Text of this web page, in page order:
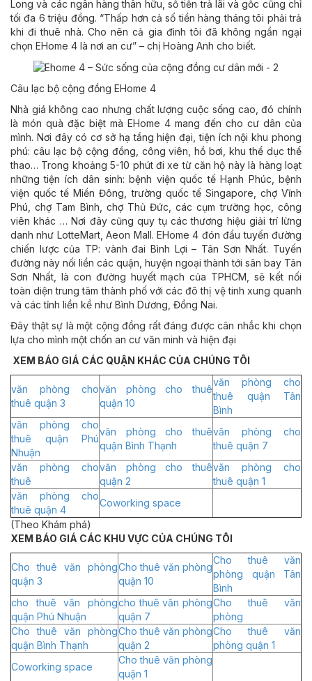
Long và các ngân hàng thân hữu, số tiền trả lãi và gốc cũng chỉ
tối đa 6 triệu đồng. “Thấp hơn cả số tiền hàng tháng tôi phải trả
khi đi thuê nhà. Cho nên cả gia đình tôi đã không ngần ngại
chọn EHome 4 là nơi an cư” – chị Hoàng Anh cho biết.
Câu lạc bộ cộng đồng EHome 4
Nhà giá không cao nhưng chất lượng cuộc sống cao, đó chính
là món quà đặc biệt mà EHome 4 mang đến cho cư dân của
mình. Nơi đây có cơ sở hạ tầng hiện đại, tiện ích nội khu phong
phú: câu lạc bộ cộng đồng, công viên, hồ bơi, khu thể dục thể
thao… Trong khoảng 5-10 phút đi xe từ căn hộ này là hàng loạt
những tiện ích dân sinh: bệnh viện quốc tế Hạnh Phúc, bệnh
viện quốc tế Miền Đông, trường quốc tế Singapore, chợ Vĩnh
Phú, chợ Tam Bình, chợ Thủ Đức, các cụm trường học, công
viên khác … Nơi đây cũng quy tụ các thương hiệu giải trí lừng
danh như LotteMart, Aeon Mall. EHome 4 đón đầu tuyến đường
chiến lược của TP: vành đai Bình Lợi – Tân Sơn Nhất. Tuyến
đường này nối liền các quận, huyện ngoại thành tới sân bay Tân
Sơn Nhất, là con đường huyết mạch của TPHCM, sẽ kết nối
toàn diện trung tâm thành phố với các đô thị vệ tinh xung quanh
và các tỉnh liền kề như Bình Dương, Đồng Nai.
Đây thật sự là một cộng đồng rất đáng được cân nhắc khi chọn
lựa cho mình một chốn an cư văn minh và hiện đại
XEM BÁO GIÁ CÁC QUẬN KHÁC CỦA CHÚNG TÔI
văn phòng cho
thuê quận 3
văn phòng cho thuê
quận 10
văn phòng cho
thuê quận Tân
Bình
văn phòng cho
thuê quận Phú
Nhuận
văn phòng cho thuê
quận Bình Thạnh
văn phòng cho
thuê quận 7
văn phòng cho
thuê
văn phòng cho thuê
quận 2
văn phòng cho
thuê quận 1
văn phòng cho
thuê quận 4
Coworking space
(Theo Khám phá)
XEM BÁO GIÁ CÁC KHU VỰC CỦA CHÚNG TÔI
Cho thuê văn phòng
quận 3
Cho thuê văn phòng
quận 10
Cho thuê văn
phòng quận Tân
Bình
cho thuê văn phòng
quận Phú Nhuận
cho thuê văn phòng
quận 7
Cho thuê văn
phòng
Cho thuê văn phòng
quận Bình Thạnh
Cho thuê văn phòng
quận 2
Cho thuê văn
phòng quận 1
Coworking space
Cho thuê văn phòng
quận 1